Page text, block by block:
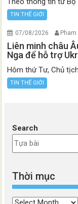
TIN THẾ GIỚI
07/08/2026 Pham
Liên minh châu
Nga để hỗ trợ
Hôm thứ Tư, Chủ
TIN THẾ GIỚI
Search
Thời mục